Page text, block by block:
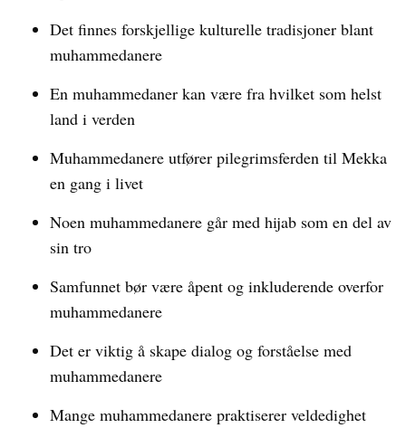
Det finnes forskjellige kulturelle tradisjoner blant
muhammedanere
En muhammedaner kan være fra hvilket som helst
land i verden
Muhammedanere utfører pilegrimsferden til Mekka
en gang i livet
Noen muhammedanere går med hijab som en del av
sin tro
Samfunnet bør være åpent og inkluderende overfor
muhammedanere
Det er viktig å skape dialog og forståelse med
muhammedanere
Mange muhammedanere praktiserer veldedighet